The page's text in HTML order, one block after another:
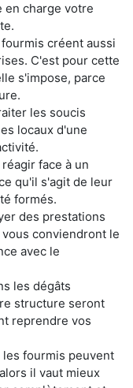
en charge votre
créent aussi
C'est pour cette
s'impose, parce
les soucis
locaux d'une
face à un
qu'il s'agit de leur
formés.
des prestations
conviendront le
avec le
les dégâts
structure seront
reprendre vos
fourmis peuvent
il vaut mieux